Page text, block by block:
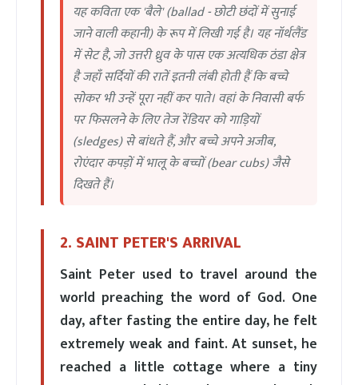
यह कविता एक 'बैले' (ballad - छोटी छंदों में सुनाई
जाने वाली कहानी) के रूप में लिखी गई है। यह नॉर्थलैंड
में सेट है, जो उत्तरी ध्रुव के पास एक अत्यधिक ठंडा क्षेत्र
है जहाँ सर्दियों की रातें इतनी लंबी होती हैं कि बच्चे
सोकर भी उन्हें पूरा नहीं कर पाते। वहां के निवासी बर्फ
पर फिसलने के लिए तेज रेंडियर को गाड़ियों
(sledges) से बांधते हैं, और बच्चे अपने अजीब,
रोएंदार कपड़ों में भालू के बच्चों (bear cubs) जैसे
दिखते हैं।
2. SAINT PETER'S ARRIVAL
Saint Peter used to travel around the
world preaching the word of God. One
day, after fasting the entire day, he felt
extremely weak and faint. At sunset, he
reached a little cottage where a tiny